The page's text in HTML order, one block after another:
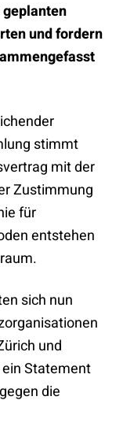
und fordern
stimmt
mit der
Zustimmung
für
entstehen
sich nun
und
Statement
die